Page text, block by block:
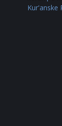
Kur'anske